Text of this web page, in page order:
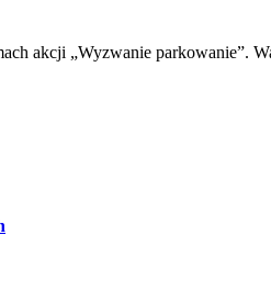
akcji „Wyzwanie parkowanie”.